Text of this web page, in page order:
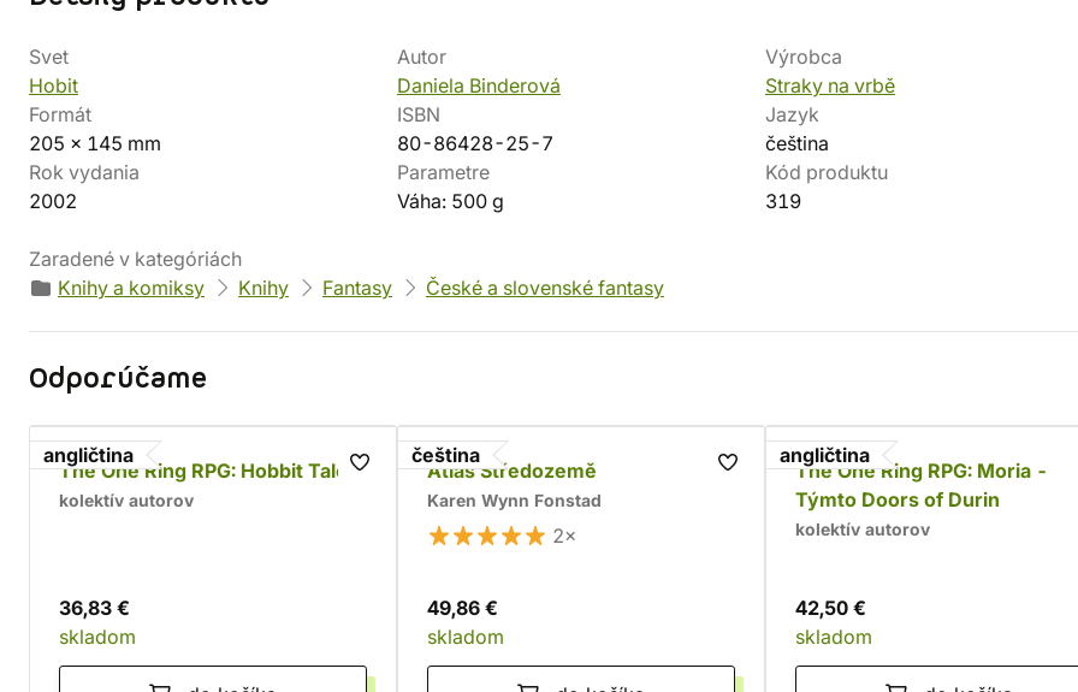
Svet
Hobit
Autor
Daniela Binderová
Výrobca
Straky na vrbě
Formát
205 x 145 mm
ISBN
80-86428-25-7
Jazyk
čeština
Rok vydania
2002
Parametre
Váha: 500 g
Kód produktu
319
Zaradené v kategóriách
Knihy a komiksy
Knihy Fantasy České a slovenské fantasy
Odporúčame
angličtina
The One Ring RPG: Hobbit Tales
kolektív autorov
36,83 €
skladom
čeština
Atlas Středozemě
Karen Wynn Fonstad
2×
49,86 €
skladom
angličtina
The One Ring RPG: Moria -
Týmto Doors of Durin
kolektív autorov
42,50 €
skladom